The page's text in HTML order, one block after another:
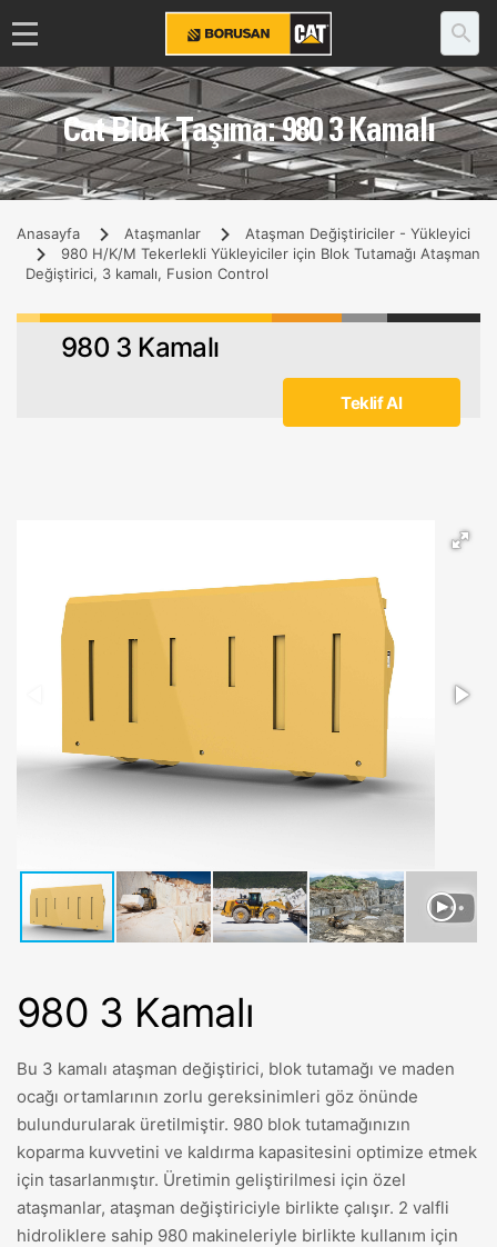
Cat Blok Taşıma: 980 3 Kamalı
Anasayfa Ataşmanlar
Ataşman Değiştiriciler - Yükleyici
980 H/K/M Tekerlekli Yükleyiciler için Blok Tutamağı Ataşman
Değiştirici, 3 kamalı, Fusion Control
980 3 Kamalı
Teklif Al
980 3 Kamalı
Bu 3 kamalı ataşman değiştirici, blok tutamağı ve maden
ocağı ortamlarının zorlu gereksinimleri göz önünde
bulundurularak üretilmiştir. 980 blok tutamağınızın
koparma kuvvetini ve kaldırma kapasitesini optimize etmek
için tasarlanmıştır. Üretimin geliştirilmesi için özel
ataşmanlar, ataşman değiştiriciyle birlikte çalışır. 2 valfli
hidroliklere sahip 980 makineleriyle birlikte kullanım için